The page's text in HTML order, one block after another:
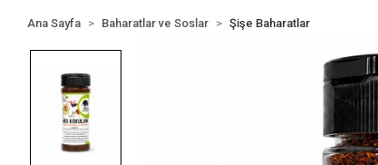
Ana Sayfa Baharatlar ve Soslar Şişe Baharatlar